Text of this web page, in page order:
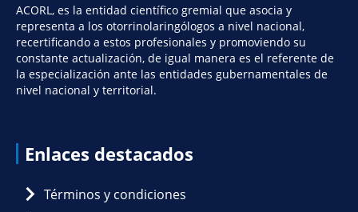
ACORL, es la entidad científico gremial que asocia y
representa a los otorrinolaringólogos a nivel nacional,
recertificando a estos profesionales y promoviendo su
constante actualización, de igual manera es el referente de
la especialización ante las entidades gubernamentales de
nivel nacional y territorial.
Enlaces destacados
Términos y condiciones